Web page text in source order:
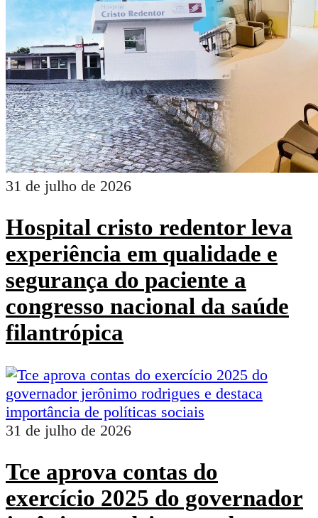
31 de julho de 2026
Hospital cristo redentor leva
experiência em qualidade e
segurança do paciente a
congresso nacional da saúde
filantrópica
31 de julho de 2026
Tce aprova contas do
exercício 2025 do governador